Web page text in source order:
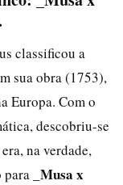
classificou a
sua obra (1753),
Europa. Com o
descobriu-se
na verdade,
_Musa x